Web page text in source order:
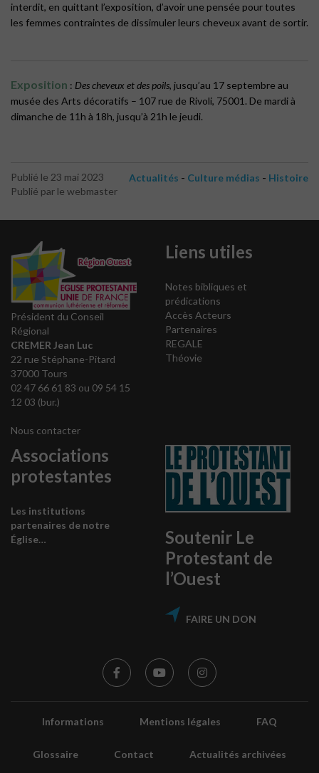
interdit, en quittant l’exposition, d’avoir une pensée pour toutes
les femmes contraintes de dissimuler leurs cheveux avant de sortir.
Exposition : Des cheveux et des poils, jusqu’au 17 septembre au
musée des Arts décoratifs – 107 rue de Rivoli, 75001. De mardi à
dimanche de 11h à 18h, jusqu’à 21h le jeudi.
Publié le 23 mai 2023
Publié par le webmaster
Actualités - Culture médias - Histoire
Président du Conseil
Régional
CREMER Jean Luc
22 rue Stéphane-Pitard
37000 Tours
02 47 66 61 83 ou 09 54 15
12 03 (bur.)
Nous contacter
Liens utiles
Notes bibliques et
prédications
Accès Acteurs
Partenaires
REGALE
Théovie
Associations
protestantes
Les institutions
partenaires de notre
Église…
Soutenir Le
Protestant de
l’Ouest
FAIRE UN DON
Informations Mentions légales FAQ
Glossaire Contact Actualités archivées